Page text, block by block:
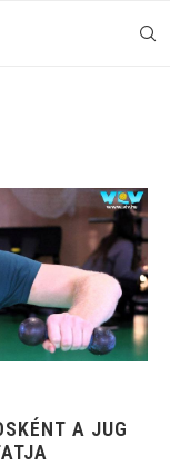
A JUG